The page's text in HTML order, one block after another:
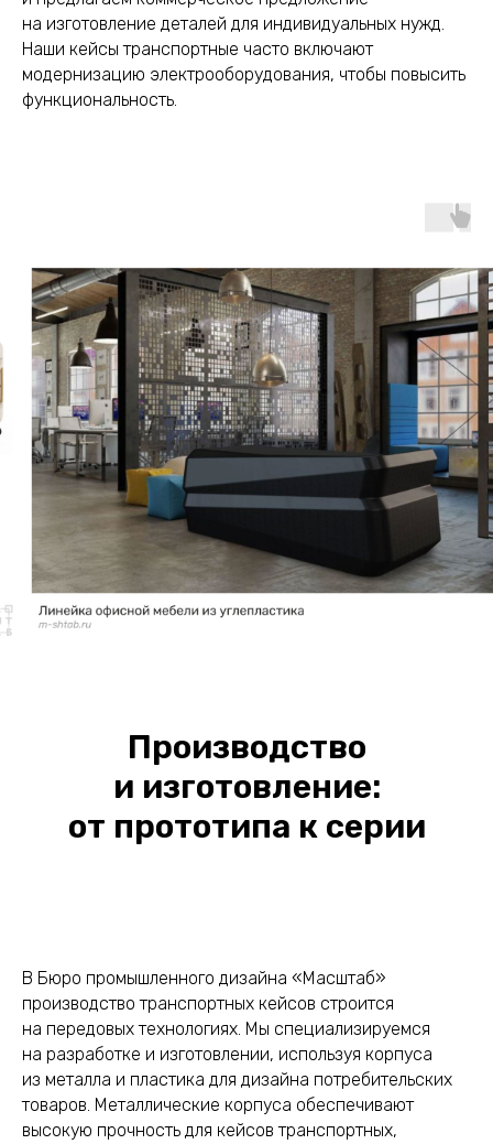
на изготовление деталей для индивидуальных нужд.
Наши кейсы транспортные часто включают
модернизацию электрооборудования, чтобы повысить
функциональность.
Производство
и изготовление:
от прототипа к серии
В Бюро промышленного дизайна «Масштаб»
производство транспортных кейсов строится
на передовых технологиях. Мы специализируемся
на разработке и изготовлении, используя корпуса
из металла и пластика для дизайна потребительских
товаров. Металлические корпуса обеспечивают
высокую прочность для кейсов транспортных,